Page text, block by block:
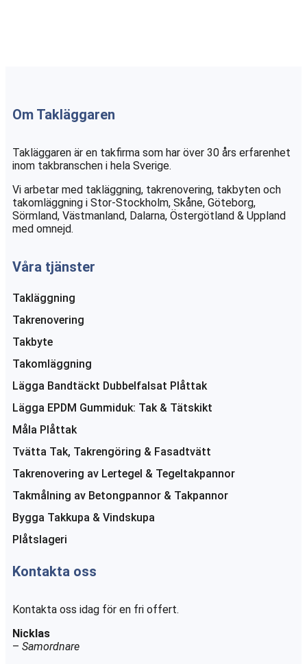
Om Takläggaren
Takläggaren är en takfirma som har över 30 års erfarenhet
inom takbranschen i hela Sverige.
Vi arbetar med takläggning, takrenovering, takbyten och
takomläggning i Stor-Stockholm, Skåne, Göteborg,
Sörmland, Västmanland, Dalarna, Östergötland & Uppland
med omnejd.
Våra tjänster
Takläggning
Takrenovering
Takbyte
Takomläggning
Lägga Bandtäckt Dubbelfalsat Plåttak
Lägga EPDM Gummiduk: Tak & Tätskikt
Måla Plåttak
Tvätta Tak, Takrengöring & Fasadtvätt
Takrenovering av Lertegel & Tegeltakpannor
Takmålning av Betongpannor & Takpannor
Bygga Takkupa & Vindskupa
Plåtslageri
Kontakta oss
Kontakta oss idag för en fri offert.
Nicklas
– Samordnare